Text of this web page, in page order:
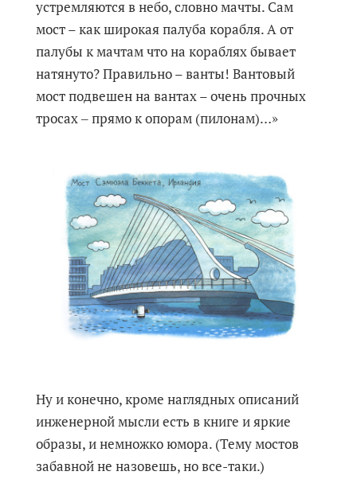
устремляются в небо, словно мачты. Сам
мост – как широкая палуба корабля. А от
палубы к мачтам что на кораблях бывает
натянуто? Правильно – ванты! Вантовый
мост подвешен на вантах – очень прочных
тросах ‒ прямо к опорам (пилонам)…»
Ну и конечно, кроме наглядных описаний
инженерной мысли есть в книге и яркие
образы, и немножко юмора. (Тему мостов
забавной не назовешь, но все-таки.)